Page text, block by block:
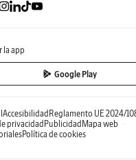
la app
Google Play
Accesibilidad Reglamento UE 2024/
privacidad Publicidad Mapa web
Política de cookies